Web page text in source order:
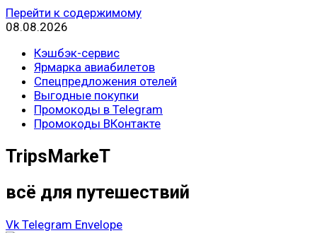
Перейти к содержимому
08.08.2026
Кэшбэк-сервис
Ярмарка авиабилетов
Спецпредложения отелей
Выгодные покупки
Промокоды в Telegram
Промокоды ВКонтакте
TripsMarkeT
всё для путешествий
Vk Telegram Envelope